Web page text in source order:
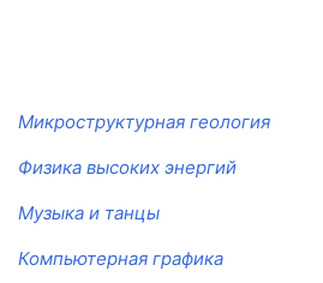
Микроструктурная геология
Физика высоких энергий
Музыка и танцы
Компьютерная графика